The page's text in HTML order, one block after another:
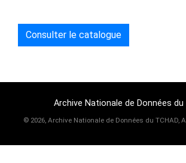
Consulter le catalogue
Archive Nationale de Données du
© 2026, Archive Nationale de Données du TCHAD,